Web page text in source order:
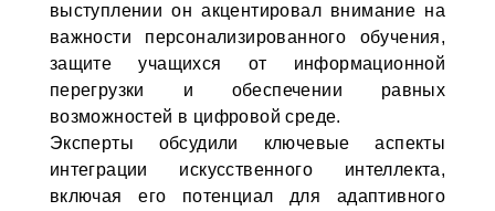
выступлении он акцентировал внимание на
важности персонализированного обучения,
защите учащихся от информационной
перегрузки и обеспечении равных
возможностей в цифровой среде.
Эксперты обсудили ключевые аспекты
интеграции искусственного интеллекта,
включая его потенциал для адаптивного